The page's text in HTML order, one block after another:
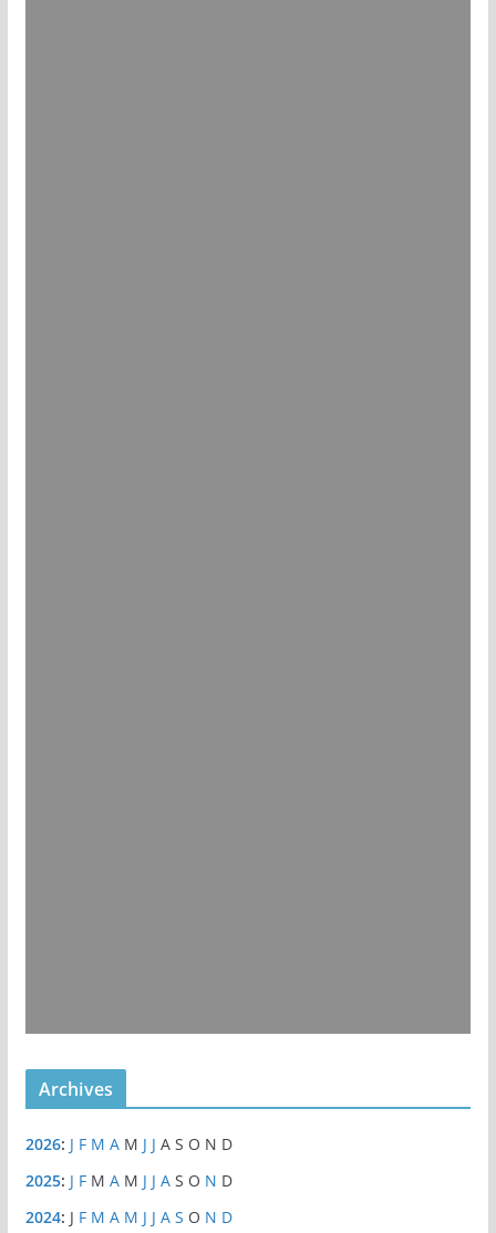
Archives
2026: J F M A M J J A S O N D
2025: J F M A M J J A S O N D
2024: J F M A M J J A S O N D